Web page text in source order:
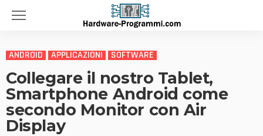
ANDROID APPLICAZIONI SOFTWARE
Collegare il nostro Tablet,
Smartphone Android come
secondo Monitor con Air
Display